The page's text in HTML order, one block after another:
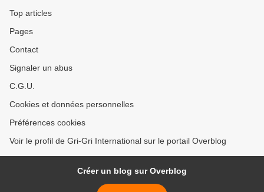
Top articles
Pages
Contact
Signaler un abus
C.G.U.
Cookies et données personnelles
Préférences cookies
Voir le profil de Gri-Gri International sur le portail Overblog
Créer un blog sur Overblog